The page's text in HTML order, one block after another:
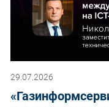
29.07.2026